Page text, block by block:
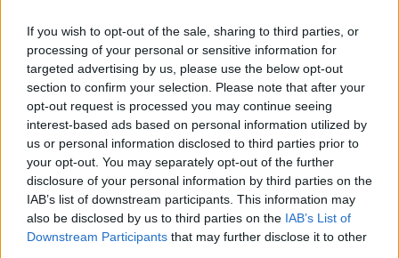
If you wish to opt-out of the sale, sharing to third parties, or
processing of your personal or sensitive information for
targeted advertising by us, please use the below opt-out
section to confirm your selection. Please note that after your
opt-out request is processed you may continue seeing
interest-based ads based on personal information utilized by
us or personal information disclosed to third parties prior to
your opt-out. You may separately opt-out of the further
disclosure of your personal information by third parties on the
IAB’s list of downstream participants. This information may
also be disclosed by us to third parties on the IAB’s List of
Downstream Participants that may further disclose it to other
di andare a trovare l’anziana madre che ultimamente aveva
trascurato: sicuramente avrebbe avuto un rimprovero da fargli ma
anche una parola di conforto. Infine si fermò davanti alla Caserma
dei Carabinieri. Suonò a lungo alla porta della Caserma. “Questi
non ci sono mai” pensò, prendendo in contemporanea il cellulare
per comporre il 112 e spiegare la sua intenzione di costituirsi.
Aveva sparato alla moglie. Voleva essere arrestato così com’era
giusto che fosse. La porta della caserma si aprì all’improvviso e
apparve un ragazzo, un giovane Carabinieri di leva, forse aveva
potuto avere vent’anni, qualcuno in più dei sui figli. Accennò con il
viso per conoscere il motivo della sua visita. “Sì mi dica?” domandò
il Carabiniere. “Ho sparato a mia moglie, sono venuto per essere
arrestato. In macchina c’è il fucile” rispose Vincenzo.